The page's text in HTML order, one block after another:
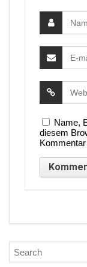
Name,
diesem